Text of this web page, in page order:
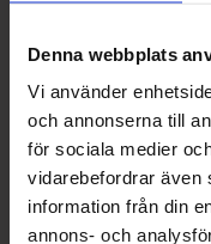
Denna webbplats
Vi använder
och annonserna till
för sociala medier
vidarebefordrar även
information från din
annons- och